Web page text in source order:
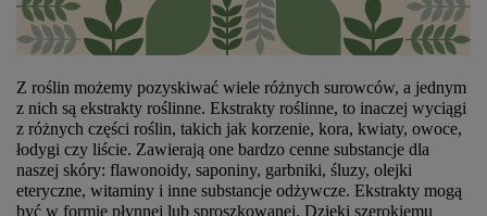
Z roślin możemy pozyskiwać wiele różnych surowców, a jednym
z nich są ekstrakty roślinne. Ekstrakty roślinne, to inaczej wyciągi
z różnych części roślin, takich jak korzenie, kora, kwiaty, owoce,
łodygi czy liście. Zawierają one bardzo cenne substancje dla
naszej skóry: flawonoidy, saponiny, garbniki, śluzy, olejki
eteryczne, witaminy i inne substancje odżywcze. Ekstrakty mogą
być w formie płynnej lub sproszkowanej. Dzięki szerokiemu